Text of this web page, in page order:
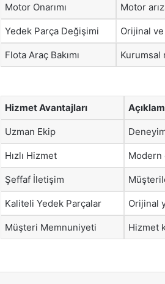
Motor Onarımı Motor
Yedek Parça Değişimi Orijinal ve
Flota Araç Bakımı Kurumsal
Hizmet Avantajları
Uzman Ekip
Hızlı Hizmet Modern
Şeffaf İletişim
Kaliteli Yedek Parçalar Orijinal
Müşteri Memnuniyeti Hizmet